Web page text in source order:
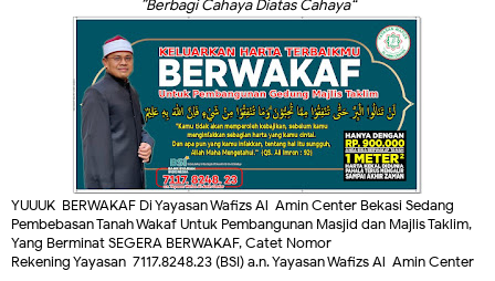
“Berbagi Cahaya Diatas Cahaya”
YUUUK BERWAKAF Di Yayasan Wafizs Al-Amin Center Bekasi Sedang
Pembebasan Tanah Wakaf Untuk Pembangunan Masjid dan Majlis Taklim,
Yang Berminat SEGERA BERWAKAF, Catet Nomor
RekeningYayasan 7117.8248.23(BSI)a.n.Yayasan Wafizs Al-Amin Center